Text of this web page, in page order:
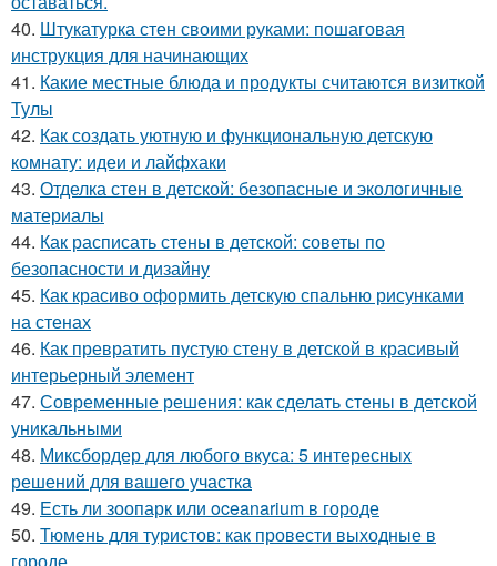
40. Штукатурка стен своими руками: пошаговая
инструкция для начинающих
41. Какие местные блюда и продукты считаются визиткой
Тулы
42. Как создать уютную и функциональную детскую
комнату: идеи и лайфхаки
43. Отделка стен в детской: безопасные и экологичные
материалы
44. Как расписать стены в детской: советы по
безопасности и дизайну
45. Как красиво оформить детскую спальню рисунками
на стенах
46. Как превратить пустую стену в детской в красивый
интерьерный элемент
47. Современные решения: как сделать стены в детской
уникальными
48. Миксбордер для любого вкуса: 5 интересных
решений для вашего участка
49. Есть ли зоопарк или oceanarium в городе
50. Тюмень для туристов: как провести выходные в